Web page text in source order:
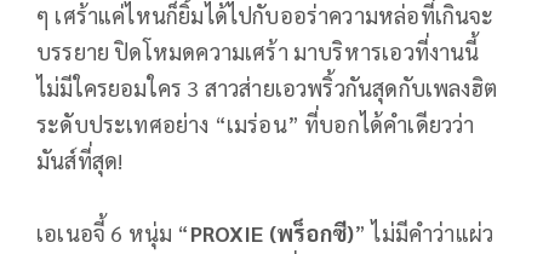
ๆ เศร้าแค่ไหนก็ยิ้มได้ไปกับออร่าความหล่อที่เกินจะ
บรรยาย ปิดโหมดความเศร้า มาบริหารเอวที่งานนี้
ไม่มีใครยอมใคร 3 สาวส่ายเอวพริ้วกันสุดกับเพลงฮิต
ระดับประเทศอย่าง “เมร่อน” ที่บอกได้คำเดียวว่า
มันส์ที่สุด!
เอเนอจี้ 6 หนุ่ม “PROXIE (พร็อกซี)” ไม่มีคำว่าแผ่ว